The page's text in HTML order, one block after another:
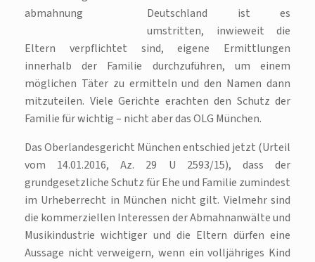
Deutschland ist es
umstritten, inwieweit die
Eltern verpflichtet sind, eigene Ermittlungen
innerhalb der Familie durchzuführen, um einem
möglichen Täter zu ermitteln und den Namen dann
mitzuteilen. Viele Gerichte erachten den Schutz der
Familie für wichtig – nicht aber das OLG München.
Das Oberlandesgericht München entschied jetzt (Urteil
vom 14.01.2016, Az. 29 U 2593/15), dass der
grundgesetzliche Schutz für Ehe und Familie zumindest
im Urheberrecht in München nicht gilt. Vielmehr sind
die kommerziellen Interessen der Abmahnanwälte und
Musikindustrie wichtiger und die Eltern dürfen eine
Aussage nicht verweigern, wenn ein volljähriges Kind